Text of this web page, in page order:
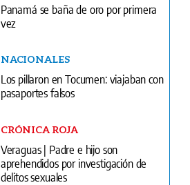
Panamá se baña de oro por primera
vez
NACIONALES
Los pillaron en Tocumen: viajaban con
pasaportes falsos
CRÓNICA ROJA
Veraguas | Padre e hijo son
aprehendidos por investigación de
delitos sexuales